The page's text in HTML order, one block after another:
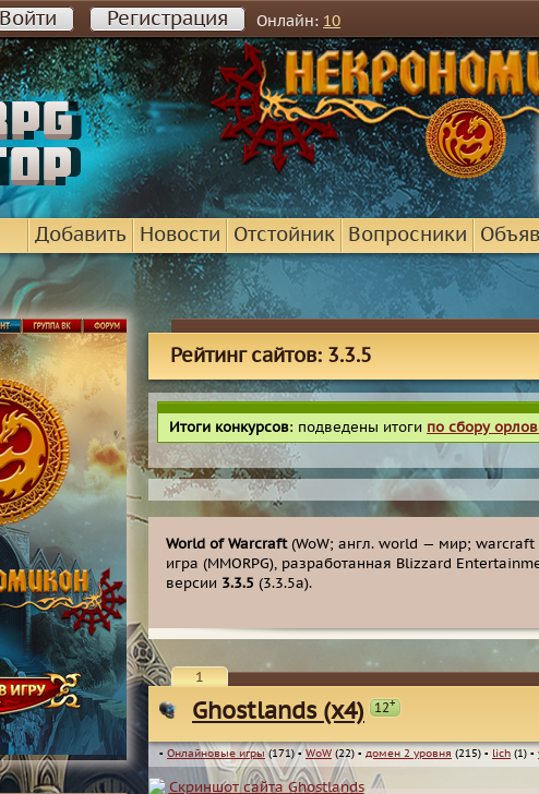
Войти Регистрация Онлайн: 10
Добавить Новости Отстойник Вопросники
Рейтинг сайтов: 3.3.5
Итоги конкурсов: подведены итоги по сбору
World of Warcraft(WoW; англ. world — мир; warcraft
игра (MMORPG), разработанная Blizzard
версии 3.3.5 (3.3.5a).
1
Ghostlands (x4) 12+
▪ Онлайновые игры(171)▪WoW (22) ▪ домен 2 уровня (215) ▪ lich (1) ▪